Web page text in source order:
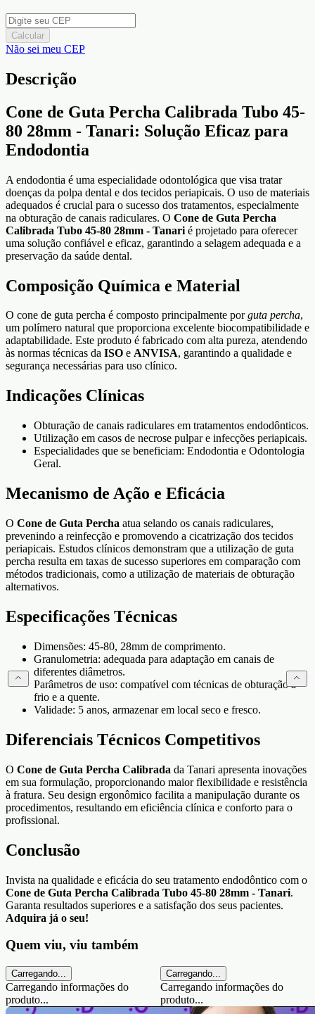
Calcular
Não sei meu CEP
Descrição
Cone de Guta Percha Calibrada Tubo 45-
80 28mm - Tanari: Solução Eficaz para
Endodontia
A endodontia é uma especialidade odontológica que visa tratar
doenças da polpa dental e dos tecidos periapicais. O uso de materiais
adequados é crucial para o sucesso dos tratamentos, especialmente
na obturação de canais radiculares. O Cone de Guta Percha
Calibrada Tubo 45-80 28mm - Tanari é projetado para oferecer
uma solução confiável e eficaz, garantindo a selagem adequada e a
preservação da saúde dental.
Composição Química e Material
O cone de guta percha é composto principalmente porguta percha,
um polímero natural que proporciona excelente biocompatibilidade e
adaptabilidade. Este produto é fabricado com alta pureza, atendendo
às normas técnicas da ISO e ANVISA, garantindo a qualidade e
segurança necessárias para uso clínico.
Indicações Clínicas
Obturação de canais radiculares em tratamentos endodônticos.
Utilização em casos de necrose pulpar e infecções periapicais.
Especialidades que se beneficiam: Endodontia e Odontologia
Geral.
Mecanismo de Ação e Eficácia
O Cone de Guta Percha atua selando os canais radiculares,
prevenindo a reinfecção e promovendo a cicatrização dos tecidos
periapicais. Estudos clínicos demonstram que a utilização de guta
percha resulta em taxas de sucesso superiores em comparação com
métodos tradicionais, como a utilização de materiais de obturação
alternativos.
Especificações Técnicas
Dimensões: 45-80, 28mm de comprimento.
Granulometria: adequada para adaptação em canais de
diferentes diâmetros.
Parâmetros de uso: compatível com técnicas de obturação a
frio e a quente.
Validade: 5 anos, armazenar em local seco e fresco.
Diferenciais Técnicos Competitivos
O Cone de Guta Percha Calibrada da Tanari apresenta inovações
em sua formulação, proporcionando maior flexibilidade e resistência
à fratura. Seu design ergonômico facilita a manipulação durante os
procedimentos, resultando em eficiência clínica e conforto para o
profissional.
Conclusão
Invista na qualidade e eficácia do seu tratamento endodôntico com o
Cone de Guta Percha Calibrada Tubo 45-80 28mm - Tanari.
Garanta resultados superiores e a satisfação dos seus pacientes.
Adquira já o seu!
Quem viu, viu também
Carregando...
Carregando informações do
produto...
Carregando...
Carregando informações do
produto...